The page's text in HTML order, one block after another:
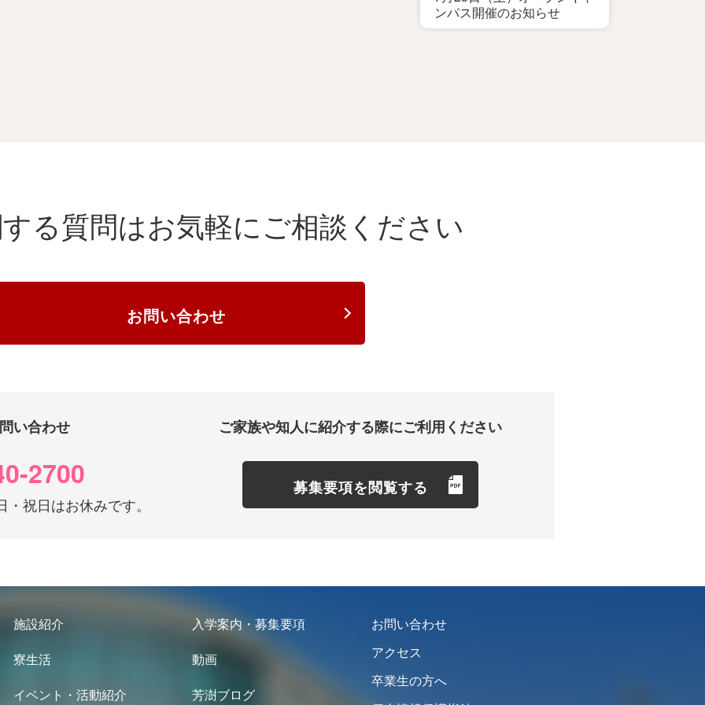
ンパス開催のお知らせ
る質問はお気軽にご相談ください
お問い合わせ
い合わせ
2700
祝日はお休みです。
ご家族や知人に紹介する際にご利用ください
募集要項を閲覧する
施設紹介
寮生活
イベント・活動紹介
入学案内・募集要項
動画
芳澍ブログ
お問い合わせ
アクセス
卒業生の方へ